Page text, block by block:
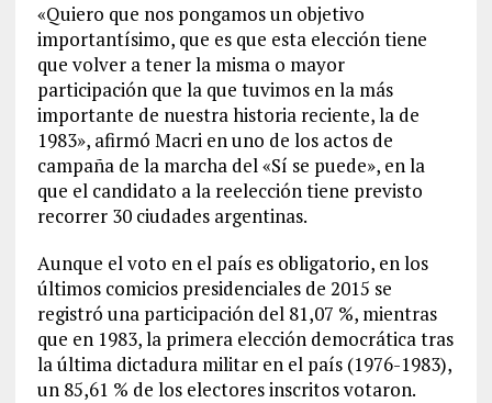
«Quiero que nos pongamos un objetivo
importantísimo, que es que esta elección tiene
que volver a tener la misma o mayor
participación que la que tuvimos en la más
importante de nuestra historia reciente, la de
1983», afirmó Macri en uno de los actos de
campaña de la marcha del «Sí se puede», en la
que el candidato a la reelección tiene previsto
recorrer 30 ciudades argentinas.
Aunque el voto en el país es obligatorio, en los
últimos comicios presidenciales de 2015 se
registró una participación del 81,07 %, mientras
que en 1983, la primera elección democrática tras
la última dictadura militar en el país (1976-1983),
un 85,61 % de los electores inscritos votaron.